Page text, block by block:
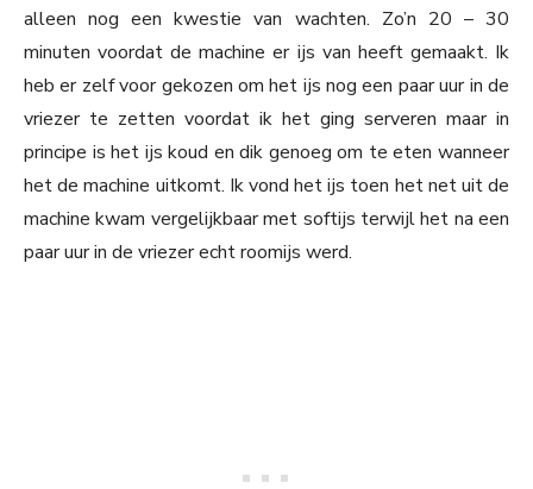
alleen nog een kwestie van wachten. Zo’n 20 – 30
minuten voordat de machine er ijs van heeft gemaakt. Ik
heb er zelf voor gekozen om het ijs nog een paar uur in de
vriezer te zetten voordat ik het ging serveren maar in
principe is het ijs koud en dik genoeg om te eten wanneer
het de machine uitkomt. Ik vond het ijs toen het net uit de
machine kwam vergelijkbaar met softijs terwijl het na een
paar uur in de vriezer echt roomijs werd.